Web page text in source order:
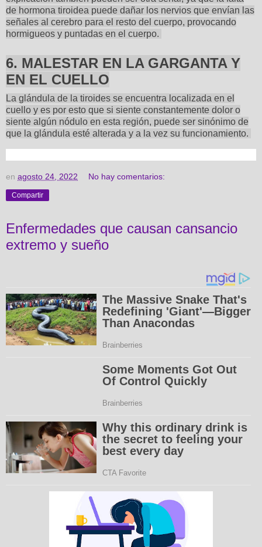
de hormona tiroidea puede dañar los nervios que envían las
señales al cerebro para el resto del cuerpo, provocando
hormigueos y puntadas en el cuerpo.
6. MALESTAR EN LA GARGANTA Y
EN EL CUELLO
La glándula de la tiroides se encuentra localizada en el
cuello y es por esto que si siente constantemente dolor o
siente algún nódulo en esta región, puede ser sinónimo de
que la glándula esté alterada y a la vez su funcionamiento.
en agosto 24, 2022 No hay comentarios:
Compartir
Enfermedades que causan cansancio
extremo y sueño